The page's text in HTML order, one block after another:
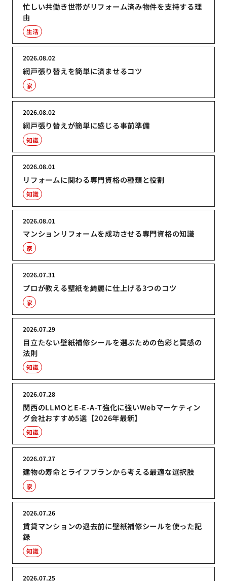
忙しい共働き世帯がリフォーム済み物件を支持する理
由
生活
網戸張り替えを簡単に済ませるコツ
2026.08.02
家
網戸張り替えが簡単に感じる事前準備
2026.08.02
知識
リフォームに関わる専門資格の種類と役割
2026.08.01
知識
マンションリフォームを成功させる専門資格の知識
2026.08.01
家
プロが教える壁紙を綺麗に仕上げる3つのコツ
2026.07.31
家
目立たない壁紙補修シールを選ぶための色彩と質感の
法則
2026.07.29
知識
関西のLLMOとE-E-A-T強化に強いWebマーケティン
グ会社おすすめ5選【2026年最新】
2026.07.28
知識
建物の寿命とライフプランから考える最適な選択肢
2026.07.27
家
賃貸マンションの退去前に壁紙補修シールを使った記
録
2026.07.26
知識
2026.07.25